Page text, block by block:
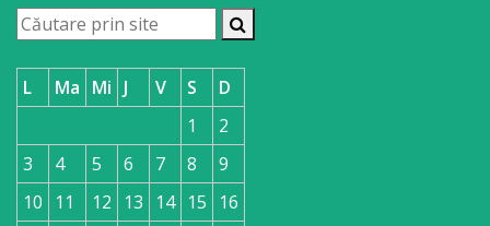
L Ma Mi J V S
D
1
2
3
4 5 6 7 8
9
10
11 12 13 14 15
16